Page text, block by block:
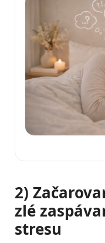
2)
zlé
stresu